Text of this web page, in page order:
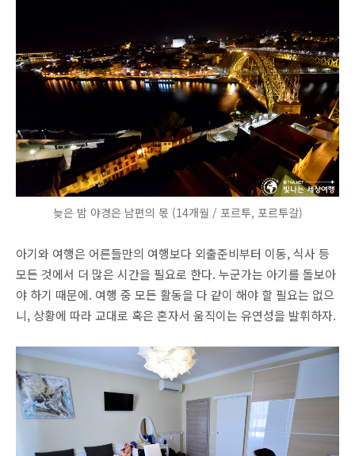
늦은 밤 야경은 남편의 몫 (14개월 / 포르투, 포르투갈)
아기와 여행은 어른들만의 여행보다 외출준비부터 이동, 식사 등
모든 것에서 더 많은 시간을 필요로 한다. 누군가는 아기를 돌보아
야 하기 때문에. 여행 중 모든 활동을 다 같이 해야 할 필요는 없으
니, 상황에 따라 교대로 혹은 혼자서 움직이는 유연성을 발휘하자.